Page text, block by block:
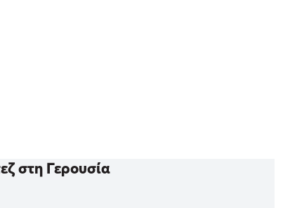
στη Γερουσία